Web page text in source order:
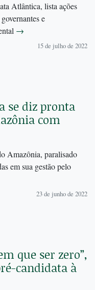
Atlântica, lista ações
e
→
15 de julho de 2022
se diz pronta
com
Amazônia, paralisado
em sua gestão pelo
23 de junho de 2022
que ser zero”,
candidata à